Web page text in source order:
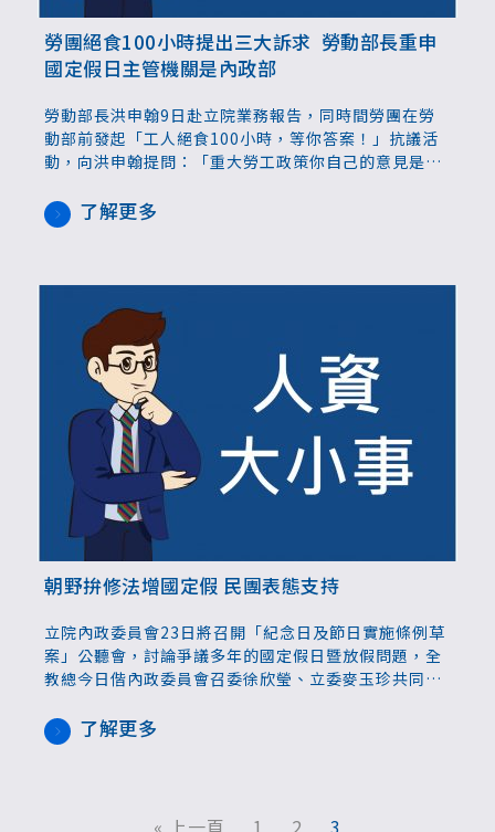
勞團絕食100小時提出三大訴求 勞動部長重申
國定假日主管機關是內政部
勞動部長洪申翰9日赴立院業務報告，同時間勞團在勞
動部前發起「工人絕食100小時，等你答案！」抗議活
動，向洪申翰提問：「重大勞工政策你自己的意見是什
等；洪申翰在立院回應表示，尊重公民社會各種聲音的
表達，就安基金已經在檢討，多位立委詢問是否會與勞
了解更多
朝野拚修法增國定假 民團表態支持
立院內政委員會23日將召開「紀念日及節日實施條例草
案」公聽會，討論爭議多年的國定假日暨放假問題，全
教總今日偕內政委員會召委徐欣瑩、立委麥玉珍共同召
支持增加勞工休息時間。
了解更多
« 上一頁 1 2 3